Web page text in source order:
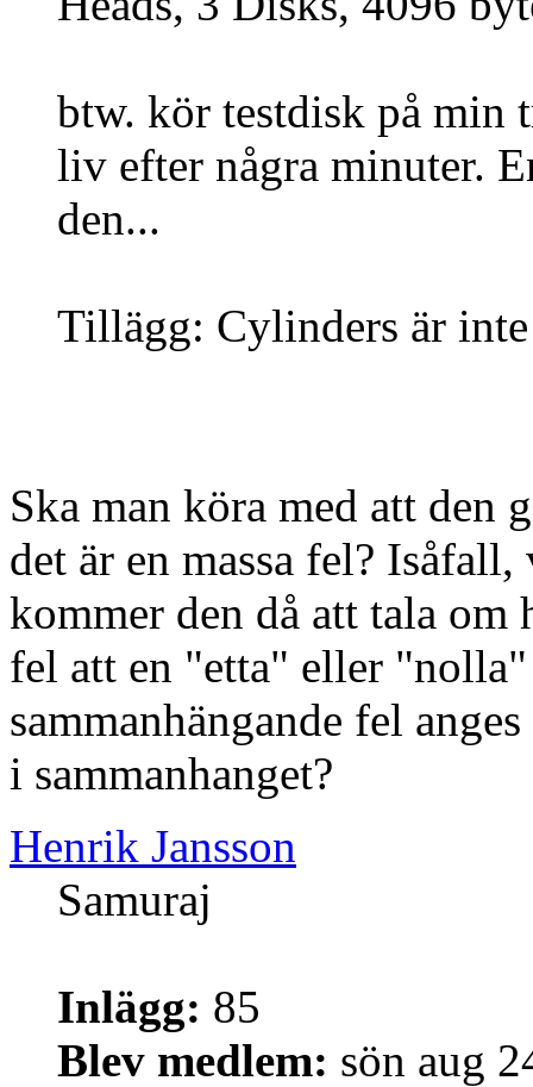
btw. kör testdisk på min
liv efter några minuter.
den...
Tillägg: Cylinders är
Ska man köra med att den
det är en massa fel?
kommer den då att tala om
fel att en "etta" eller
sammanhängande fel
i sammanhanget?
Henrik Jansson
Samuraj
Inlägg: 85
Blev medlem: sön aug